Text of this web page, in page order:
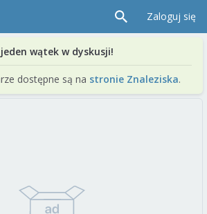
Zaloguj się
wątek w dyskusji!
dostępne są na stronie Znaleziska.